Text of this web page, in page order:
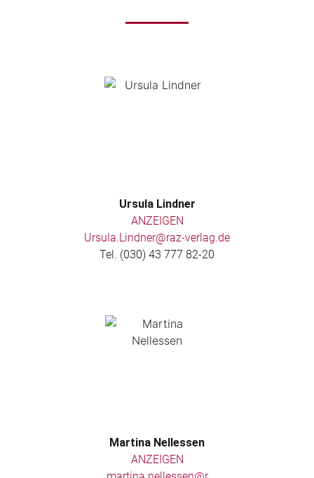
Ursula Lindner
ANZEIGEN
Ursula.Lindner@raz-verlag.de
Tel. (030) 43 777 82-20
Martina Nellessen
ANZEIGEN